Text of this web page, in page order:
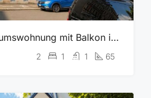
Gemütliche Eigentumswohnung mit Balkon in gepflegter Wohnanlage
2 1 1 65